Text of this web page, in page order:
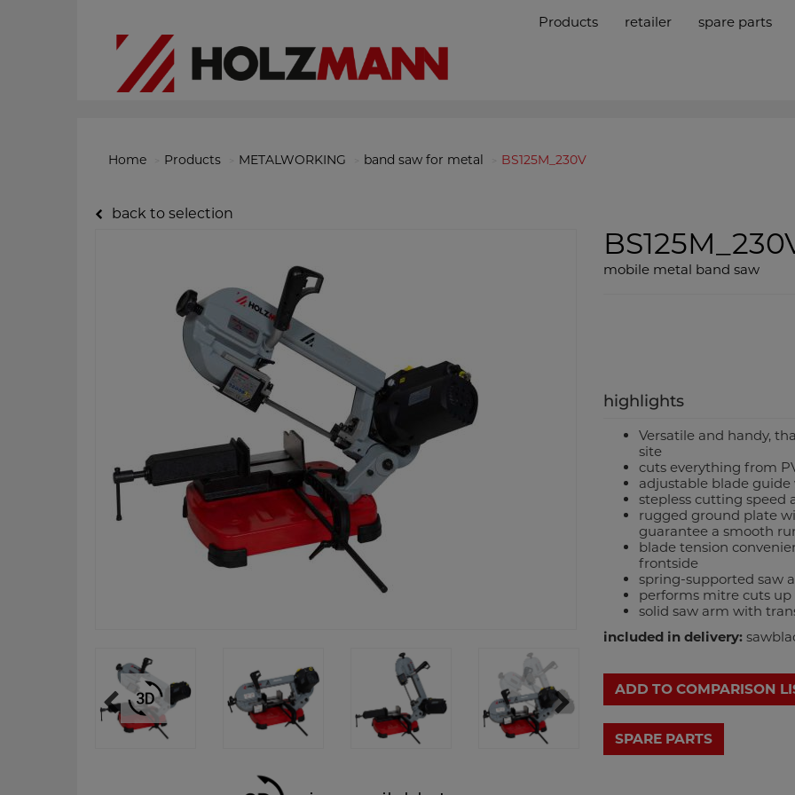
Products retailer spare parts
Home Products METALWORKING band saw for metal BS125M_230V
back to selection
mobile metal band saw
highlights
Versatile and handy,
site
cuts everything from
adjustable blade
stepless cutting speed
rugged ground plate
guarantee a smooth
blade tension
frontside
spring-supported saw
performs mitre cuts up
solid saw arm with
included in delivery:
ADD TO COMPARISON